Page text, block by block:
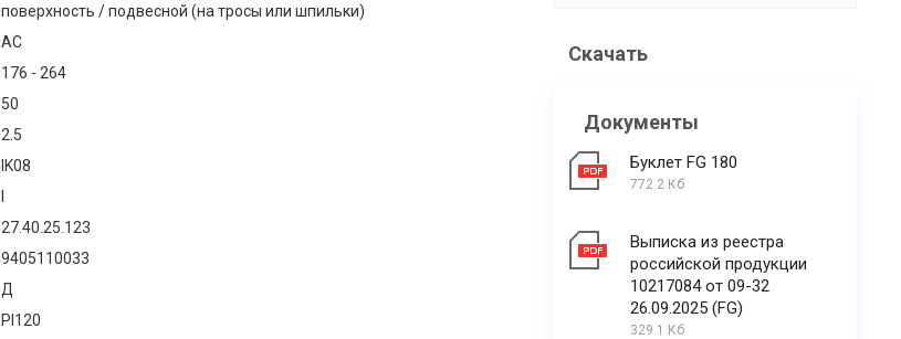
поверхность / подвесной (на тросы или шпильки)
AC
176 - 264
50
2.5
IK08
I
27.40.25.123
9405110033
Д
PI120
Скачать
Документы
Буклет FG 180
772.2 Кб
Выписка из реестра
российской продукции
10217084 от 09-32
26.09.2025 (FG)
329.1 Кб